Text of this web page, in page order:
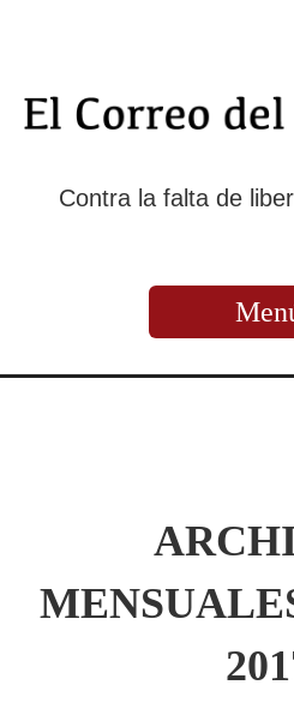
Contra la falta de